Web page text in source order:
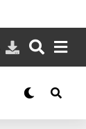
APP TV SBT